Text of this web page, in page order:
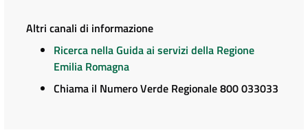
Altri canali di informazione
Ricerca nella Guida ai servizi della Regione
Emilia Romagna
Chiama il Numero Verde Regionale 800 033033